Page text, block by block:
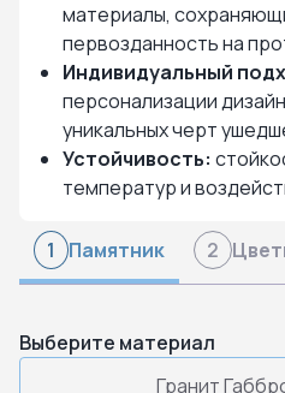
материалы,
первозданность на
Индивидуальный
персонализации
уникальных черт
Устойчивость:
температур и
1 Памятник 2
Выберите материал
Гранит